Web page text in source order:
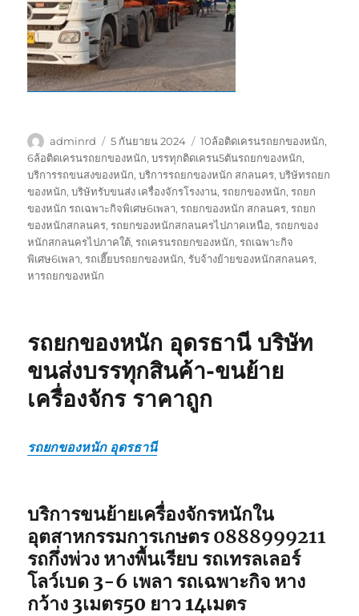
ผู้
เขียน
adminrd
เขียน
เมื่อ
5 กันยายน 2024
ป้าย
กำกับ
10ล้อติดเครนรถยกของหนัก,
6ล้อติดเครนรถยกของหนัก,บรรทุกติดเครน5ตันรถยกของหนัก,
บริการรถขนสงของหนัก,บริการรถยกของหนัก สกลนคร,บริษัทรถยก
ของหนัก,บริษัทรับขนส่ง เครื่องจักรโรงงาน,รถยกของหนัก,รถยก
ของหนัก รถเฉพาะกิจพิเศษ6เพลา,รถยกของหนัก สกลนคร,รถยก
ของหนักสกลนคร,รถยกของหนักสกลนครไปภาคเหนือ,รถยกของ
หนักสกลนครไปภาคใต้,รถเครนรถยกของหนัก,รถเฉพาะกิจ
พิเศษ6เพลา,รถเฮี๊ยบรถยกของหนัก,รับจ้างย้ายของหนักสกลนคร,
หารถยกของหนัก
รถยกของหนัก อุดรธานี บริษัท
ขนส่งบรรทุกสินค้า-ขนย้าย
เครื่องจักร ราคาถูก
รถยกของหนัก อุดรธานี
บริการขนย้ายเครื่องจักรหนักใน
อุตสาหกรรมการเกษตร 0888999211
รถกึ่งพ่วง หางพื้นเรียบ รถเทรลเลอร์
โลว์เบด 3-6 เพลา รถเฉพาะกิจ หาง
กว้าง 3เมตร50 ยาว 14เมตร